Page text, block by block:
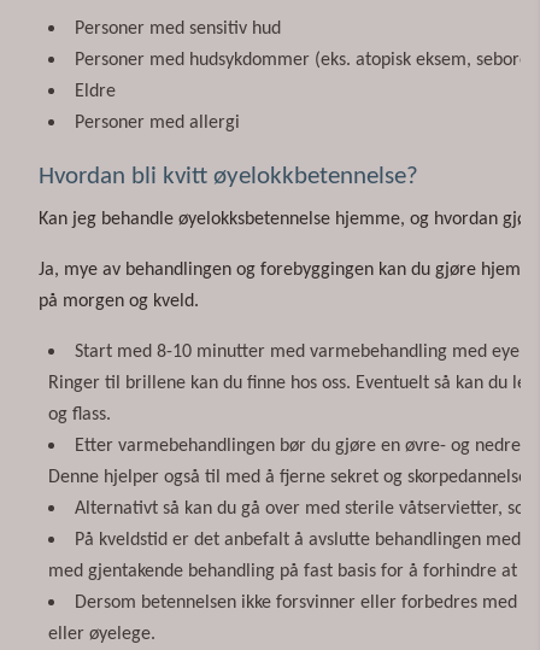
Personer med sensitiv hud
Personer med hudsykdommer (eks. atopisk eksem,
Eldre
Personer med allergi
Hvordan bli kvitt øyelokkbetennelse?
Kan jeg behandle øyelokksbetennelse hjemme, og hvordan gjør
Ja, mye av behandlingen og forebyggingen kan du gjøre
på morgen og kveld.
Start med 8-10 minutter med varmebehandling med
Ringer til brillene kan du finne hos oss. Eventuelt så kan du
og flass.
Etter varmebehandlingen bør du gjøre en øvre- og nedre
Denne hjelper også til med å fjerne sekret og skorpedannelse.
Alternativt så kan du gå over med sterile våtservietter,
På kveldstid er det anbefalt å avslutte behandlingen med
med gjentakende behandling på fast basis for å forhindre at
Dersom betennelsen ikke forsvinner eller forbedres med
eller øyelege.